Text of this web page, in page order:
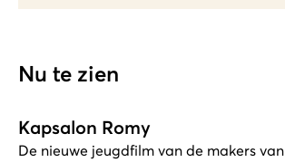
Nu te zien
Kapsalon Romy
De nieuwe jeugdfilm van de makers van